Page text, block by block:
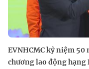
EVNHCMC kỷ niệm
chương lao động hạng